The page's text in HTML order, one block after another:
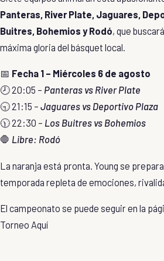
Panteras, River Plate, Jaguares,
Buitres, Bohemios y Rodó, que
máxima gloria del básquet local.
📅 Fecha 1 – Miércoles 6 de agosto
🕗 20:05 – Panteras vs River Plate
🕤 21:15 – Jaguares vs Deportivo Plaza
🕦 22:30 – Los Buitres vs Bohemios
🛑 Libre: Rodó
La naranja está pronta. Young se
temporada repleta de emociones,
El campeonato se puede seguir en la
Torneo Aquí